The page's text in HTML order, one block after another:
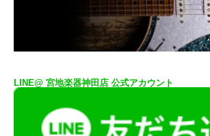
LINE@ 宮地楽器神田店 公式アカウント